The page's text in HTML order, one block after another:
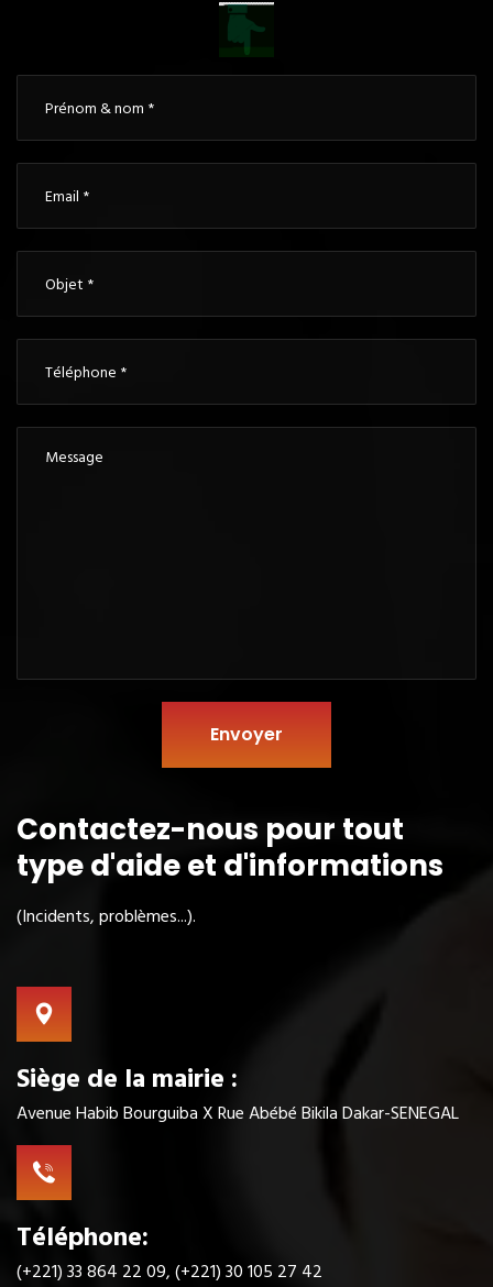
Envoyer
Contactez-nous pour tout
typed'aide et d'informations
(Incidents, problèmes...).
Siège de la mairie :
Avenue Habib Bourguiba X Rue Abébé Bikila Dakar-SENEGAL
Téléphone:
(+221) 33 864 22 09, (+221) 30 105 27 42